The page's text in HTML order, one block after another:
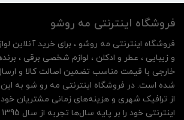
فروشگاه اینترنتی مه‌ رو‌شو
فروشگاه اینترنتی مه‌ رو‌شو ، برای خرید آنلاین
و زیبایی ، عطر و ادکلن ، لوازم شخصی برقی ،
خارجی با قیمت مناسب تضمین اصالت کالا و
شده است. در فروشگاه اینترنتی مه رو شو به
از ترافیک شهری و هزینه‌های زمانی مشتریان خود